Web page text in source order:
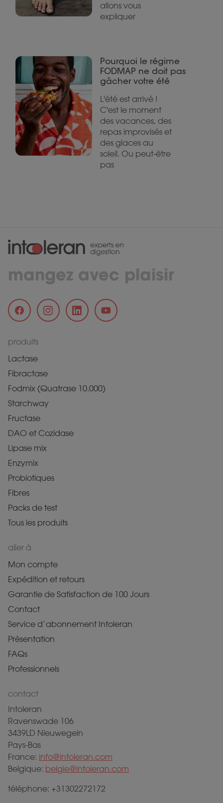
allons vous
expliquer
Pourquoi le régime
FODMAP ne doit pas
gâcher votre été
L'été est arrivé !
C'est le moment
des vacances, des
repas improvisés et
des glaces au
soleil. Ou peut-être
pas
mangez avec plaisir
produits
Lactase
Fibractase
Fodmix (Quatrase 10.000)
Starchway
Fructase
DAO et Cozidase
Lipase mix
Enzymix
Probiotiques
Fibres
Packs de test
Tous les produits
aller à
Mon compte
Expédition et retours
Garantie de Satisfaction de 100 Jours
Contact
Service d’abonnement Intoleran
Prèsentation
FAQs
Professionnels
contact
Intoleran
Ravenswade 106
3439LD Nieuwegein
Pays-Bas
France: info@intoleran.com
Belgique: belgie@intoleran.com
téléphone: +31302272172